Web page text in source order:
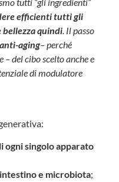
efficienti tutti gli
bellezza quindi Il passo
aging– perché
del cibo scelto anche e
di modulatore
ogni singolo apparato
e microbiota;